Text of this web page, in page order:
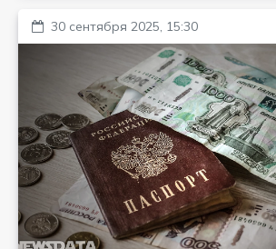
30 сентября 2025, 15:30